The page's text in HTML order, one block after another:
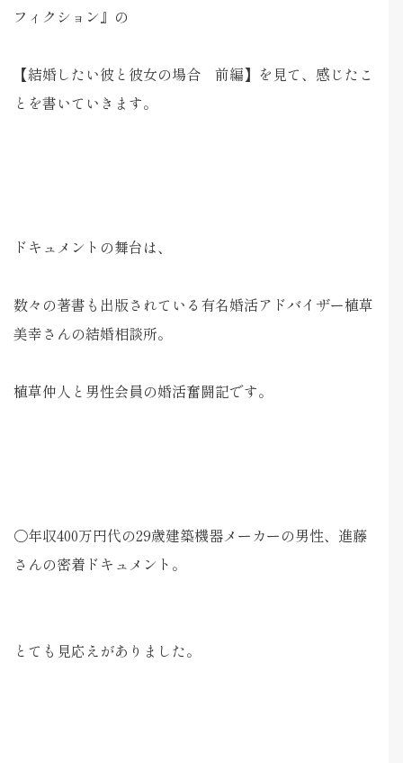
フィクション』の
【結婚したい彼と彼女の場合 前編】を見て、感じたこ
とを書いていきます。
ドキュメントの舞台は、
数々の著書も出版されている有名婚活アドバイザー植草
美幸さんの結婚相談所。
植草仲人と男性会員の婚活奮闘記です。
〇年収400万円代の29歳建築機器メーカーの男性、進藤
さんの密着ドキュメント。
とても見応えがありました。